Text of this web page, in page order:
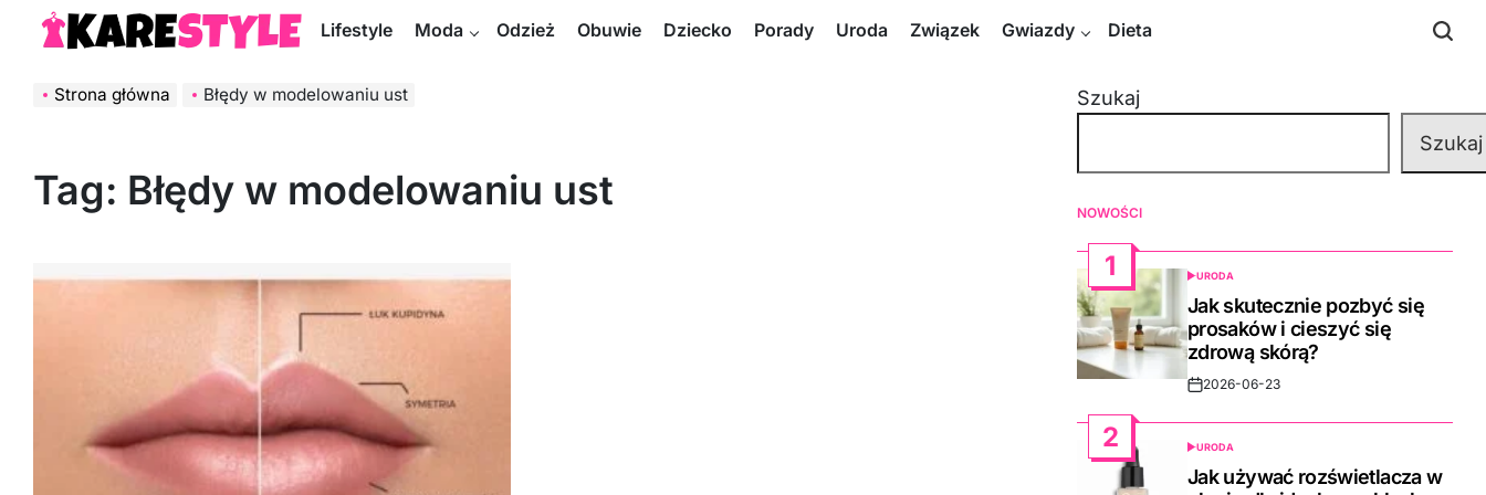
KareStyle.pl
Lifestyle Moda Odzież Obuwie Dziecko Porady Uroda Związek Gwiazdy Dieta
Strona główna Błędy w modelowaniu ust
Tag: Błędy w modelowaniu ust
Szukaj
Szukaj
NOWOŚCI
1
POSTED
IN
URODA
Jak skutecznie pozbyć się
prosaków i cieszyć się
zdrową skórą?
Post2026-06-23
2
POSTED
IN
URODA
Jak używać rozświetlacza w